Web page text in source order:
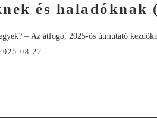
és haladóknak
– Az átfogó, 2025-ös útmutató